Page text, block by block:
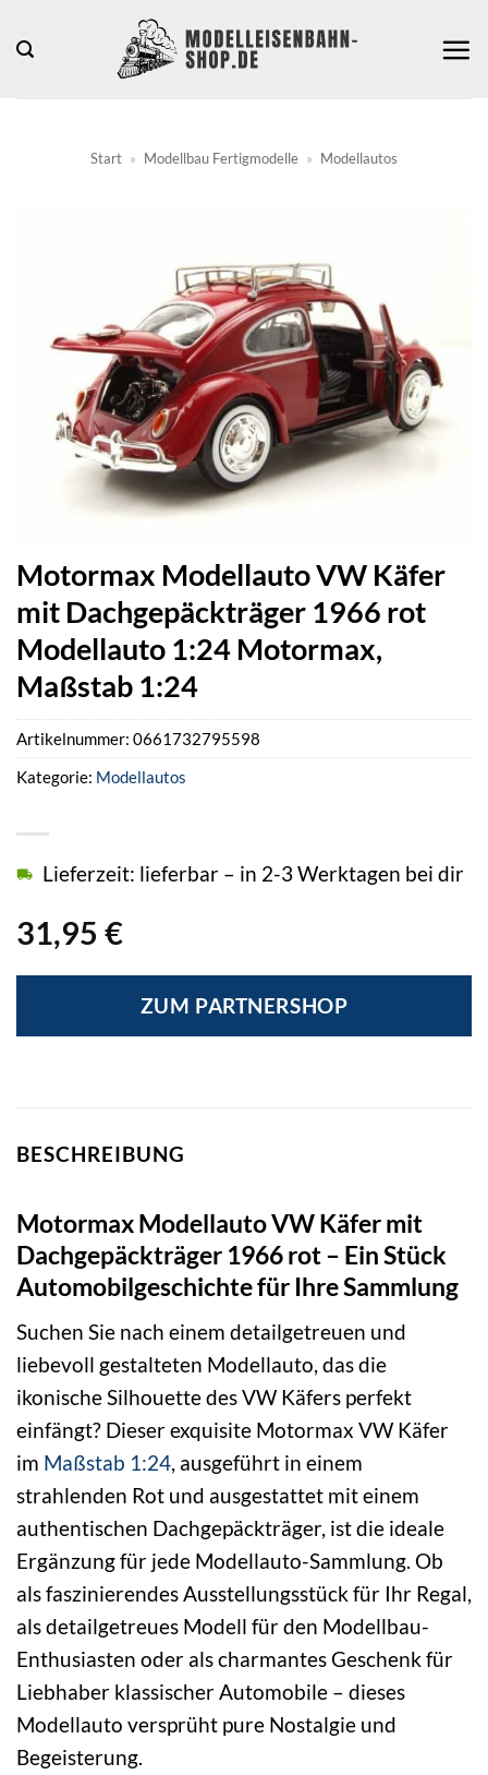
Inhalt
Start » Modellbau Fertigmodelle » Modellautos
Motormax Modellauto VW Käfer
mit Dachgepäckträger 1966 rot
Modellauto 1:24 Motormax,
Maßstab 1:24
31,95 €
Lieferzeit: lieferbar – in 2-3 Werktagen bei dir
ZUM PARTNERSHOP
Artikelnummer: 0661732795598
Kategorie: Modellautos
BESCHREIBUNG
Motormax Modellauto VW Käfer mit
Dachgepäckträger 1966 rot – Ein Stück
Automobilgeschichte für Ihre Sammlung
Suchen Sie nach einem detailgetreuen und
liebevoll gestalteten Modellauto, das die
ikonische Silhouette des VW Käfers perfekt
einfängt? Dieser exquisite Motormax VW Käfer
im Maßstab 1:24 , ausgeführt in einem
strahlenden Rot und ausgestattet mit einem
authentischen Dachgepäckträger, ist die ideale
Ergänzung für jede Modellauto-Sammlung. Ob
als faszinierendes Ausstellungsstück für Ihr Regal,
als detailgetreues Modell für den Modellbau-
Enthusiasten oder als charmantes Geschenk für
Liebhaber klassischer Automobile – dieses
Modellauto versprüht pure Nostalgie und
Begeisterung.